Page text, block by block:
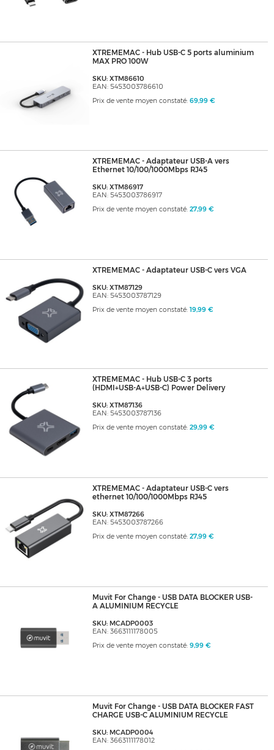
XTREMEMAC - Hub USB-C 5 ports aluminium
MAX PRO 100W
SKU: XTM86610
EAN: 5453003786610
Prix de vente moyen constaté: 69,99 €
XTREMEMAC - Adaptateur USB-A vers
Ethernet 10/100/1000Mbps RJ45
SKU: XTM86917
EAN: 5453003786917
Prix de vente moyen constaté: 27,99 €
XTREMEMAC - Adaptateur USB-C vers VGA
SKU: XTM87129
EAN: 5453003787129
Prix de vente moyen constaté: 19,99 €
XTREMEMAC - Hub USB-C 3 ports
(HDMI+USB-A+USB-C) Power Delivery
SKU: XTM87136
EAN: 5453003787136
Prix de vente moyen constaté: 29,99 €
XTREMEMAC - Adaptateur USB-C vers
ethernet 10/100/1000Mbps RJ45
SKU: XTM87266
EAN: 5453003787266
Prix de vente moyen constaté: 27,99 €
Muvit For Change - USB DATA BLOCKER USB-
A ALUMINIUM RECYCLE
SKU: MCADP0003
EAN: 3663111178005
Prix de vente moyen constaté: 9,99 €
Muvit For Change - USB DATA BLOCKER FAST
CHARGE USB-C ALUMINIUM RECYCLE
SKU: MCADP0004
EAN: 3663111178012